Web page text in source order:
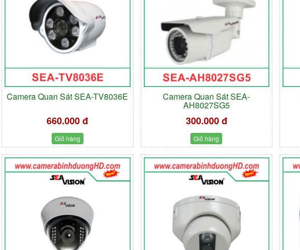
Camera Quan Sát SEA-TV8036E
660.000 đ
Giỏ hàng
Camera Quan Sát SEA-
AH8027SG5
300.000 đ
Giỏ hàng